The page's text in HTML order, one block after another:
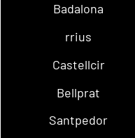
Badalona
rrius
Castellcir
Bellprat
Santpedor